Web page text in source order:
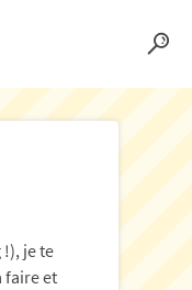
je te
faire et